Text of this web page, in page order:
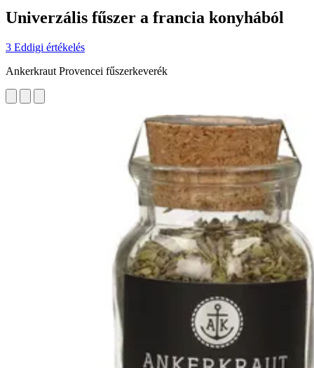
Univerzális fűszer a francia konyhából
3 Eddigi értékelés
Ankerkraut Provencei fűszerkeverék